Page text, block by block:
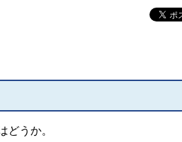
どうか。